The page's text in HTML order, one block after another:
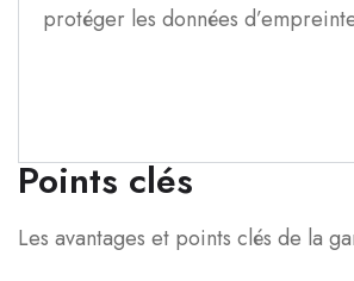
protéger les données
Points clés
Les avantages et points clés de la